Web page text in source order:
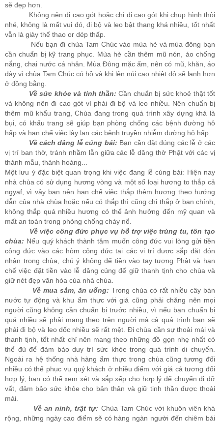
sẽ đẹp hơn.
Không nên đi cao gót hoặc chỉ đi cao gót khi chụp hình thôi
nhé, không là mất vui đó, đi bộ và leo bật thang khá nhiều, tốt nhất
vẫn là giày thể thao or dép thấp.
Nếu bạn đi chùa Tam Chúc vào mùa hè và mùa đông bạn
cần chuẩn bị kỹ trang phục. Mùa hè cần thêm mũ nón, áo chống
nắng, chai nước cá nhân. Mùa Đông mặc ấm, nên có mũ, khăn, áo
dày vì chùa Tam Chúc có hồ và khi lên núi cao nhiệt độ sẽ lạnh hơn
ở đồng bằng.
Về sức khỏe và tinh thần: Cần chuẩn bị sức khoẻ thật tốt
và không nên đi cao gót vì phải đi bộ và leo nhiều. Nên chuẩn bị
thêm mũ khẩu trang, Chùa đang trong quá trình xây dựng khá là
bụi, có khẩu trang sẽ giúp bạn phòng chống các bệnh đường hô
hấp và hạn chế việc lây lan các bệnh truyền nhiễm đường hô hấp.
Về cách dâng lễ cúng bái: Bạn cần đặt đúng các lễ ở các
vị trí ban thờ, tránh nhầm lẫn giữa các lễ dâng thờ Phật với các vị
thánh mẫu, thành hoàng...
Một lưu ý đặc biệt quan trọng khi việc đang lễ cúng bái: Hiện nay
nhà chùa có sử dụng hương vòng và một số loại hương to thắp cả
ngyaf, vì vậy bạn nên hạn chế việc thắp thêm hương theo hướng
dẫn của nhà chùa hoặc nếu có thắp thì cũng chỉ thắp ở ban chính,
không thắp quá nhiều hương có thể ảnh hưởng đến mỹ quan và
mất an toàn trong phòng chống cháy nổ.
Về việc công đức phục vụ hỗ trợ việc trùng tu, tôn tạo
chùa: Nếu quý khách thành tâm muốn công đức vui lòng gửi tiền
công đức vào các hòm công đức tại các vị trí được sắp đặt đón
nhận trong chùa, chú ý không để tiền vào tay tượng Phật và hạn
chế việc đặt tiền vào lễ dâng cúng để giữ thanh tịnh cho chùa và
giữ nét đẹp văn hóa của nhà chùa.
Về mua sắm, ăn uống: Trong chùa có rất nhiều cây bán
nước tự động và khu ẩm thực với giá cũng phải chăng nên mọi
người cũng không cần chuẩn bị trước nhiều, vì nếu bạn chuẩn bị
quá nhiều sẽ phải mang theo trên người mà cả quá trình bạn sẽ
phải đi bộ và leo dốc nhiều sẽ rất mệt. Đi chùa cần sự thoải mái và
thanh tịnh, tốt nhất chỉ nên mang theo những đồ gọn nhẹ nhất có
thể đủ để đảm bảo duy trì sức khỏe trong quá trình di chuyển.
Ngoài ra hệ thống nhà hàng ẩm thực trong chùa cũng tương đối
nhiều có thể phục vụ quý khách ở nhiều điểm với giá cả tương đối
hợp lý, bạn có thể xem xét và sắp xếp cho hợp lý để chuyến đi đỡ
vất, đảm bảo sức khỏe cho bản thân và giữ tinh thần được thoải
mái.
Về an ninh, trật tự: Chùa Tam Chúc với khuôn viên khá
rộng, những ngày cao điểm sẽ có hàng ngàn người đến chiêm bái